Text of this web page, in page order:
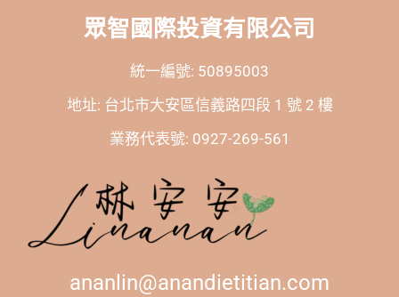
眾智國際投資有限公司
統一編號: 50895003
地址: 台北市大安區信義路四段 1 號 2 樓
業務代表號: 0927-269-561
ananlin@anandietitian.com